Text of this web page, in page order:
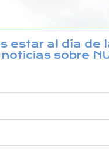
b
o
o
estar al día de
sobre